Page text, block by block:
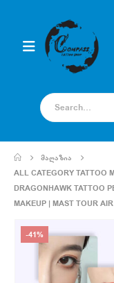
ᲛᲐᲦᲐᲖᲘᲐ
ALL CATEGORY TATTOO
DRAGONHAWK TATTOO
MAKEUP | MAST TOUR AIR
-41%